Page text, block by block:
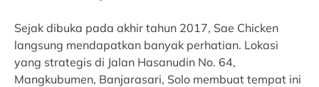
Sejak dibuka pada akhir tahun 2017, Sae Chicken
langsung mendapatkan banyak perhatian. Lokasi
yang strategis di Jalan Hasanudin No. 64,
Mangkubumen, Banjarasari, Solo membuat tempat ini